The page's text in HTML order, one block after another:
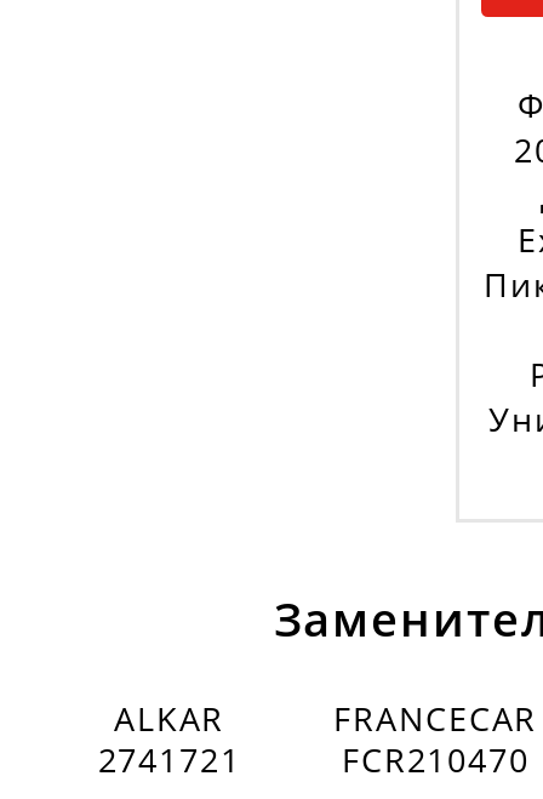
ALKAR
2741721
FRANCECAR
FCR210470